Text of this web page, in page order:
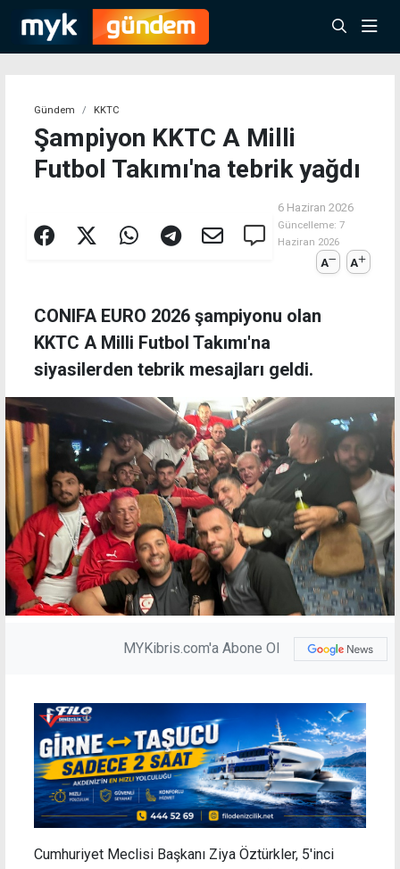
Gündem KKTC
Şampiyon KKTC A Milli
Futbol Takımı'na tebrik yağdı
6 Haziran 2026
Güncelleme:7
Haziran 2026
A A
CONIFA EURO 2026 şampiyonu olan
KKTC A Milli Futbol Takımı'na
siyasilerden tebrik mesajları geldi.
MYKibris.com'a Abone Ol
Cumhuriyet Meclisi Başkanı Ziya Öztürkler, 5'inci